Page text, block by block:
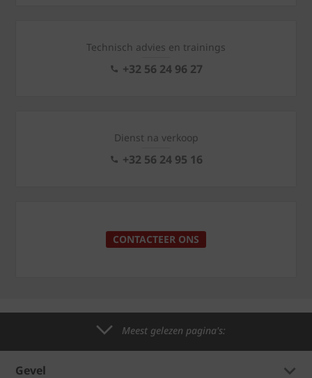
Technisch advies en trainings
+32 56 24 96 27
Dienst na verkoop
+32 56 24 95 16
CONTACTEER ONS
Meest gelezen pagina's:
Gevel